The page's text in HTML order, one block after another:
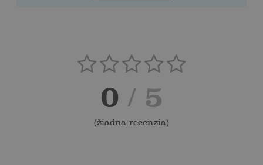
0 / 5
(žiadna recenzia)